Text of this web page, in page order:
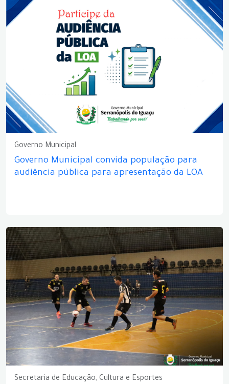
Governo Municipal
Governo Municipal convida população para
audiência pública para apresentação da LOA
Secretaria de Educação, Cultura e Esportes